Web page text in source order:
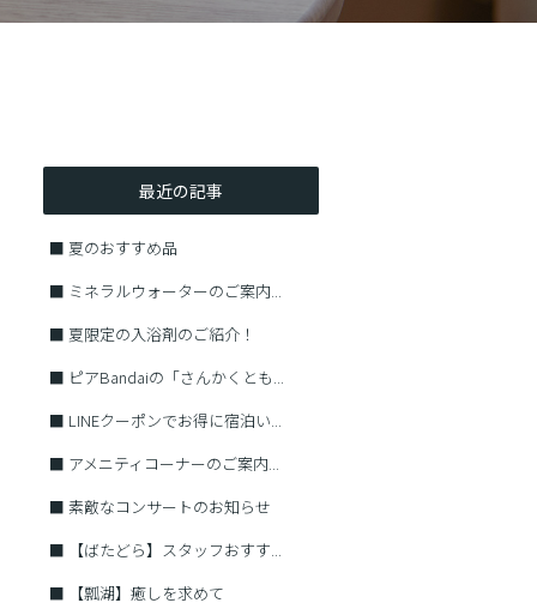
最近の記事
■ 夏のおすすめ品
■ ミネラルウォーターのご案内...
■ 夏限定の入浴剤のご紹介！
■ ピアBandaiの「さんかくとも...
■ LINEクーポンでお得に宿泊い...
■ アメニティコーナーのご案内...
■ 素敵なコンサートのお知らせ
■
【ばたどら】スタッフおすす...
■
【瓢湖】癒しを求めて